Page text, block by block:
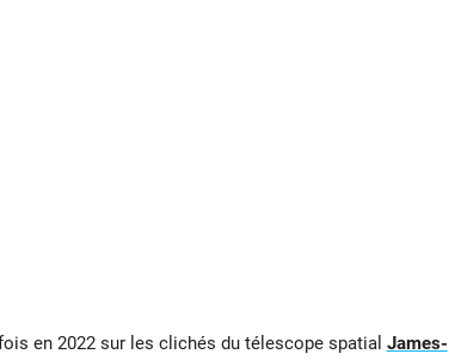
en 2022 sur les clichés du télescope spatial James-